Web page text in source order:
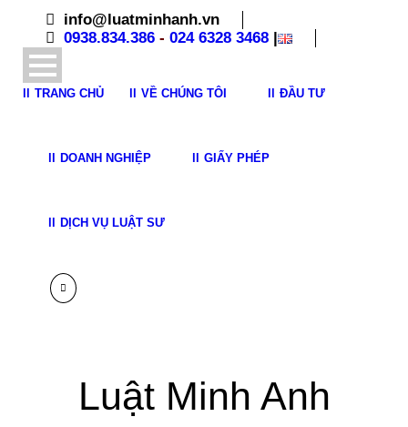
info@luatminhanh.vn
0938.834.386 - 024 6328 3468 |
TRANG CHỦ VỀ CHÚNG TÔI ĐẦU TƯ
DOANH NGHIỆP GIẤY PHÉP
DỊCH VỤ LUẬT SƯ
Luật Minh Anh